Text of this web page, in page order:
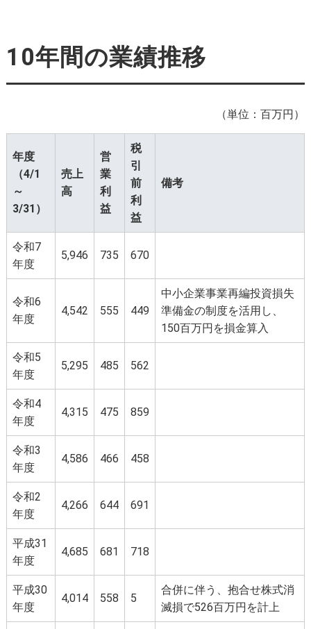
10年間の業績推移
（単位：百万円）
年度
（4/1
～
3/31）
売上
高
営
業
利
益
税
引
前
利
益
備考
令和7
年度
5,946 735 670
令和6
年度
4,542 555 449
中小企業事業再編投資損失
準備金の制度を活用し、
150百万円を損金算入
令和5
年度
5,295 485 562
令和4
年度
4,315 475 859
令和3
年度
4,586 466 458
令和2
年度
4,266 644 691
平成31
年度
4,685 681 718
平成30
年度
4,014 558 5
合併に伴う、抱合せ株式消
滅損で526百万円を計上